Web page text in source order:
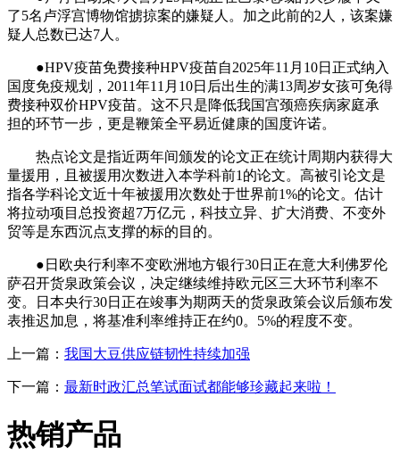
了5名卢浮宫博物馆掳掠案的嫌疑人。加之此前的2人，该案嫌
疑人总数已达7人。
●HPV疫苗免费接种HPV疫苗自2025年11月10日正式纳入
国度免疫规划，2011年11月10日后出生的满13周岁女孩可免得
费接种双价HPV疫苗。这不只是降低我国宫颈癌疾病家庭承
担的环节一步，更是鞭策全平易近健康的国度许诺。
热点论文是指近两年间颁发的论文正在统计周期内获得大
量援用，且被援用次数进入本学科前1的论文。高被引论文是
指各学科论文近十年被援用次数处于世界前1%的论文。估计
将拉动项目总投资超7万亿元，科技立异、扩大消费、不变外
贸等是东西沉点支撑的标的目的。
●日欧央行利率不变欧洲地方银行30日正在意大利佛罗伦
萨召开货泉政策会议，决定继续维持欧元区三大环节利率不
变。日本央行30日正在竣事为期两天的货泉政策会议后颁布发
表推迟加息，将基准利率维持正在约0。5%的程度不变。
上一篇： 我国大豆供应链韧性持续加强
下一篇： 最新时政汇总笔试面试都能够珍藏起来啦！
热销产品